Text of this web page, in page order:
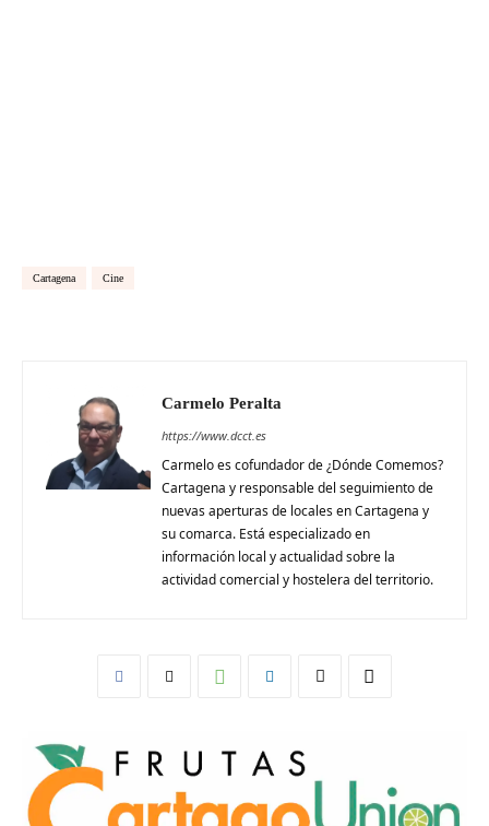
Cartagena Cine
Carmelo Peralta
https://www.dcct.es
Carmelo es cofundador de ¿Dónde Comemos?
Cartagena y responsable del seguimiento de
nuevas aperturas de locales en Cartagena y
su comarca. Está especializado en
información local y actualidad sobre la
actividad comercial y hostelera del territorio.